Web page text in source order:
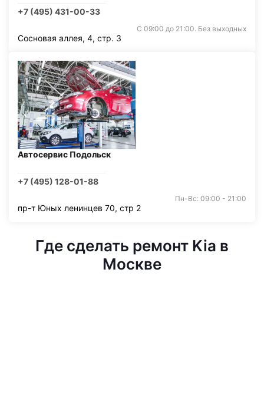
+7 (495) 431-00-33
С 09:00 до 21:00. Без выходных
Сосновая аллея, 4, стр. 3
Автосервис Подольск
+7 (495) 128-01-88
Пн-Вс: 09:00 - 21:00
пр-т Юных ленинцев 70, стр 2
Где сделать ремонт Kia в
Москве